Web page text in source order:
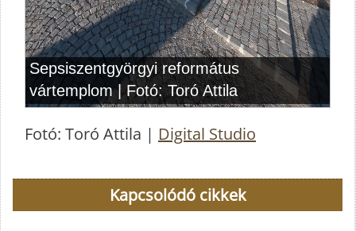
Fotó: Toró Attila | Digital Studio
Kapcsolódó cikkek